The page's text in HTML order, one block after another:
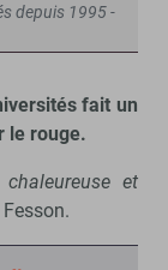
depuis 1995 -
fait un
le rouge.
et